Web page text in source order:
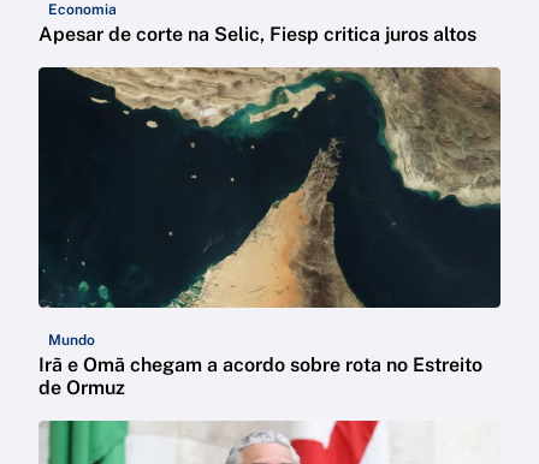
Economia
Apesar de corte na Selic, Fiesp critica juros altos
Mundo
Irã e Omã chegam a acordo sobre rota no Estreito
de Ormuz